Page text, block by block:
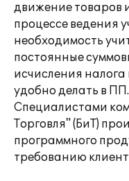
движение товаров
процессе ведения
необходимость
постоянные
исчисления
удобно делать в ПП.
Специалистами
Торговля" (БиТ)
программного
требованию